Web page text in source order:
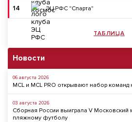
14 ЭЦ РФС "Спарта"
ТАБЛИЦА
Новости
06 августа 2026
MCL и MCL PRO открывают набор
03 августа 2026
Сборная России выиграла V Московский
пляжному футболу